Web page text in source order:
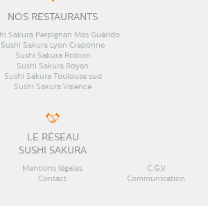
NOS RESTAURANTS
Sakura Perpignan Mas Guérido
Sushi Sakura Lyon Craponne
Sushi Sakura Robion
Sushi Sakura Royan
Sushi Sakura Toulouse sud
Sushi Sakura Valence
LE RÉSEAU
SUSHI SAKURA
Mentions légales
C.G.V
Contact
Communication